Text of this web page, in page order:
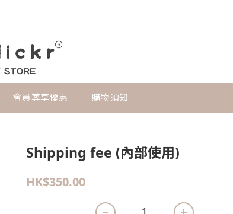
會員尊享優惠 購物須知
Shipping fee (內部使用)
HK$350.00